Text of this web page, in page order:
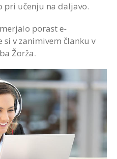
učenju na daljavo.
porast e-
si v zanimivem članku v
Žorža.